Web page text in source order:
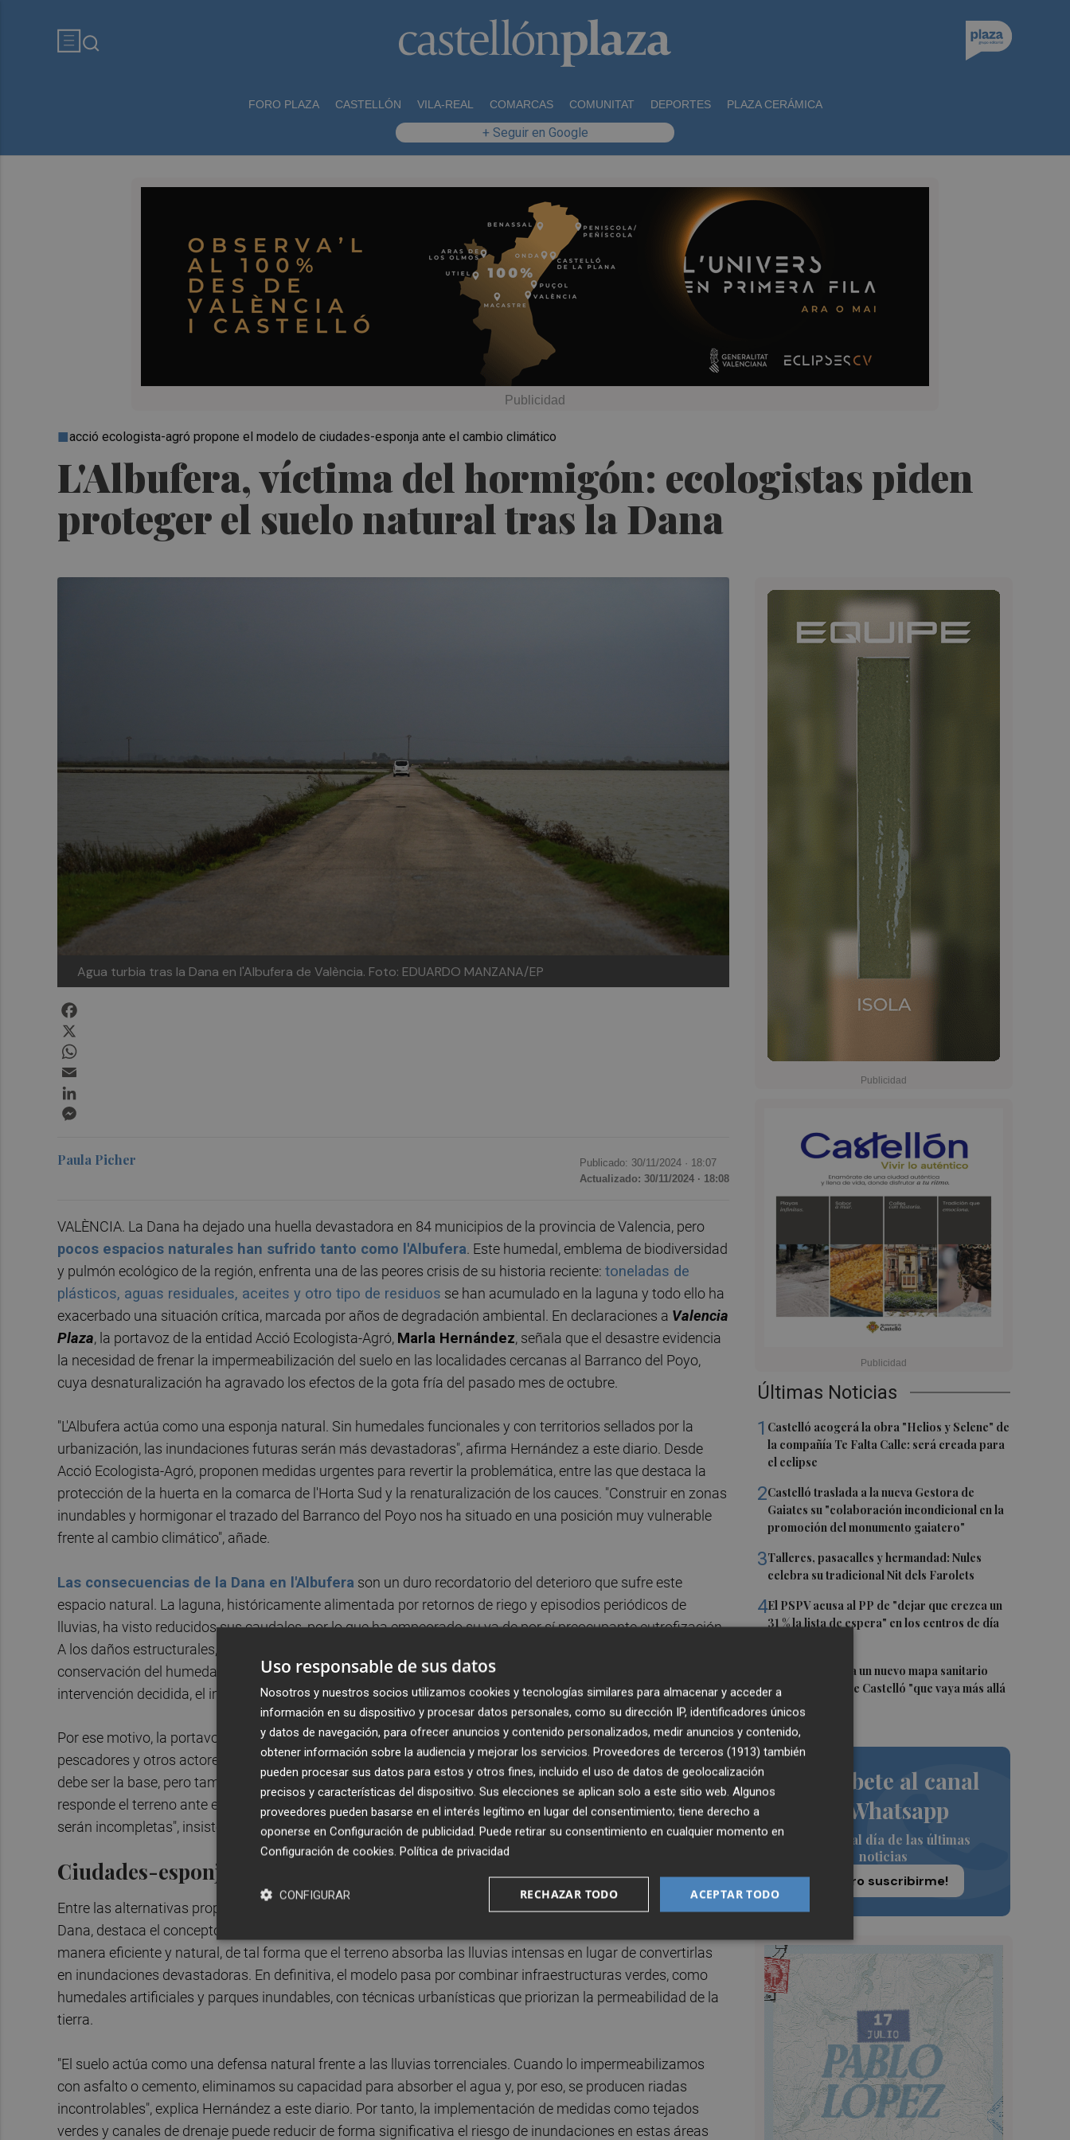
FORO PLAZA CASTELLÓN VILA-REAL COMARCAS COMUNITAT DEPORTES PLAZA CERÁMICA
+ Seguir en Google
L'Albufera, víctima del hormigón: ecologistas piden
proteger el suelo natural tras la Dana
acció ecologista-agró propone el modelo de ciudades-esponja ante el cambio climático
Agua turbia tras la Dana en l'Albufera de València. Foto: EDUARDO MANZANA/EP
Últimas Noticias
1 Castelló acogerá la obra "Helios y Selene" de
la compañía Te Falta Calle: será creada para
el eclipse
2Castelló traslada a la nueva Gestora de
Gaiates su "colaboración incondicional en la
promoción del monumento gaiatero"
3Talleres, pasacalles y hermandad: Nules
celebra su tradicional Nit dels Farolets
4El PSPV acusa al PP de "dejar que crezca un
31 % la lista de espera" en los centros de día
El PSPV reclama un nuevo mapa sanitario
para la ciudad de Castelló "que vaya más allá
de parches"
Suscríbete al canal
de Whatsapp
Siempre al día de las últimas
noticias
¡Quiero suscribirme!
Paula Picher Publicado: 30/11/2024 · 18:07
Actualizado: 30/11/2024 · 18:08
VALÈNCIA. La Dana ha dejado una huella devastadora en 84 municipios de la provincia de Valencia, pero
pocos espacios naturales han sufrido tanto como l'Albufera. Este humedal, emblema de biodiversidad
y pulmón ecológico de la región, enfrenta una de las peores crisis de su historia reciente: toneladas de
plásticos, aguas residuales, aceites y otro tipo de residuos se han acumulado en la laguna y todo ello ha
exacerbado una situación crítica, marcada por años de degradación ambiental. En declaraciones a Valencia
Plaza, la portavoz de la entidad Acció Ecologista-Agró, Marla Hernández, señala que el desastre evidencia
la necesidad de frenar la impermeabilización del suelo en las localidades cercanas al Barranco del Poyo,
cuya desnaturalización ha agravado los efectos de la gota fría del pasado mes de octubre.
"L'Albufera actúa como una esponja natural. Sin humedales funcionales y con territorios sellados por la
urbanización, las inundaciones futuras serán más devastadoras", afirma Hernández a este diario. Desde
Acció Ecologista-Agró, proponen medidas urgentes para revertir la problemática, entre las que destaca la
protección de la huerta en la comarca de l'Horta Sud y la renaturalización de los cauces. "Construir en zonas
inundables y hormigonar el trazado del Barranco del Poyo nos ha situado en una posición muy vulnerable
frente al cambio climático", añade.
Las consecuencias de la Dana en l'Albufera son un duro recordatorio del deterioro que sufre este
espacio natural. La laguna, históricamente alimentada por retornos de riego y episodios periódicos de
lluvias, ha visto reducidos sus caudales, por lo que ha empeorado su ya de por sí preocupante eutrofización.
A los daños estructurales, se suma la llegada masiva de residuos contaminantes, lo que dificulta aún más la
conservación del humedal. "El cambio climático no es una amenaza futura; ya lo vivimos. Sin una
intervención decidida, el impacto sobre el parque natural será irreparable", advierte Hernández.
Por ese motivo, la portavoz de la entidad ecologista subraya la necesidad de incluir a agricultores,
pescadores y otros actores locales en las estrategias de recuperación del entorno ambiental. "La ciencia
debe ser la base, pero también las personas que viven y trabajan en estas zonas, porque saben cómo
responde el terreno ante este tipo de emergencias. Sin ellos, las soluciones que aporten las administraciones
serán incompletas", insiste Hernández.
Ciudades-esponja
Entre las alternativas propuestas para mitigar los impactos de fenómenos climáticos extremos como la
Dana, destaca el concepto de
manera eficiente y natural, de tal forma que el terreno absorba las lluvias intensas en lugar de convertirlas
en inundaciones devastadoras. En definitiva, el modelo pasa por combinar infraestructuras verdes, como
humedales artificiales y parques inundables, con técnicas urbanísticas que priorizan la permeabilidad de la
tierra.
"El suelo actúa como una defensa natural frente a las lluvias torrenciales. Cuando lo impermeabilizamos
con asfalto o cemento, eliminamos su capacidad para absorber el agua y, por eso, se producen riadas
incontrolables", explica Hernández a este diario. Por tanto, la implementación de medidas como tejados
verdes y canales de drenaje puede reducir de forma significativa el riesgo de inundaciones en estas áreas
Uso responsable de sus datos
Nosotros y nuestros socios utilizamos cookies y tecnologías similares para almacenar y acceder a
información en su dispositivo y procesar datos personales, como su dirección IP, identificadores únicos
y datos de navegación, para ofrecer anuncios y contenido personalizados, medir anuncios y contenido,
obtener información sobre la audiencia y mejorar los servicios. Proveedores de terceros (1913) también
pueden procesar sus datos para estos y otros fines, incluido el uso de datos de geolocalización
precisos y características del dispositivo. Sus elecciones se aplican solo a este sitio web. Algunos
proveedores pueden basarse en el interés legítimo en lugar del consentimiento; tiene derecho a
oponerse en Configuración de publicidad. Puede retirar su consentimiento en cualquier momento en
Configuración de cookies. Política de privacidad
ACEPTAR TODO
RECHAZAR TODO
CONFIGURAR